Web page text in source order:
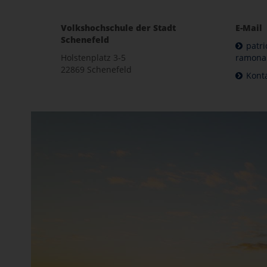
Volkshochschule der Stadt
Schenefeld
Holstenplatz 3-5
22869 Schenefeld
E-Mail